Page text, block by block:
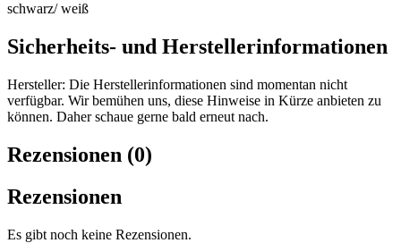
schwarz/ weiß
Sicherheits- und Herstellerinformationen
Hersteller: Die Herstellerinformationen sind momentan nicht
verfügbar. Wir bemühen uns, diese Hinweise in Kürze anbieten zu
können. Daher schaue gerne bald erneut nach.
Rezensionen (0)
Rezensionen
Es gibt noch keine Rezensionen.